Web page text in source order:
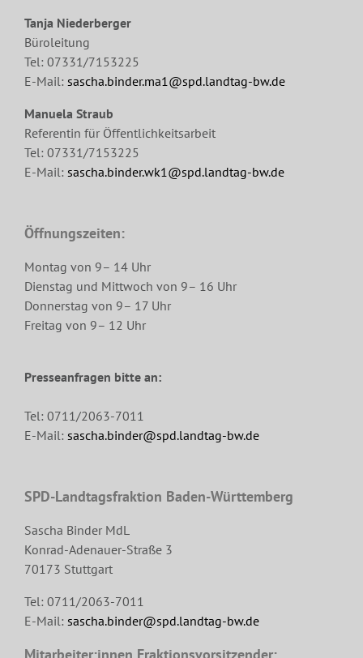
Tanja Niederberger
Büroleitung
Tel: 07331/7153225
E-Mail: sascha.binder.ma1@spd.landtag-bw.de
Manuela Straub
Referentin für Öffentlichkeitsarbeit
Tel: 07331/7153225
E-Mail: sascha.binder.wk1@spd.landtag-bw.de
Öffnungszeiten:
Montag von 9– 14 Uhr
Dienstag und Mittwoch von 9– 16 Uhr
Donnerstag von 9– 17 Uhr
Freitag von 9– 12 Uhr
Presseanfragen bitte an:
Tel: 0711/2063-7011
E-Mail: sascha.binder@spd.landtag-bw.de
SPD-Landtagsfraktion Baden-Württemberg
Sascha Binder MdL
Konrad-Adenauer-Straße 3
70173 Stuttgart
Tel: 0711/2063-7011
E-Mail: sascha.binder@spd.landtag-bw.de